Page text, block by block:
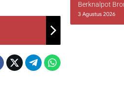
Berknalpot
3 Agustus 2026